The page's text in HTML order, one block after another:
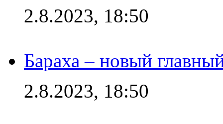
2.8.2023, 18:50
Бараха – новый
2.8.2023, 18:50